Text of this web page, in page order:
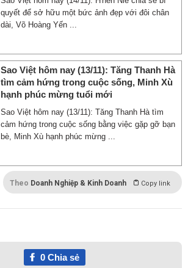
quyết để sở hữu một bức ảnh đẹp với đôi chân
dài, Võ Hoàng Yến ...
Sao Việt hôm nay (13/11): Tăng Thanh Hà
tìm cảm hứng trong cuộc sống, Minh Xù
hạnh phúc mừng tuổi mới
Sao Việt hôm nay (13/11): Tăng Thanh Hà tìm
cảm hứng trong cuộc sống bằng việc gặp gỡ bạn
bè, Minh Xù hạnh phúc mừng ...
Theo Doanh Nghiệp & Kinh Doanh Copy link
0Chia sẻ